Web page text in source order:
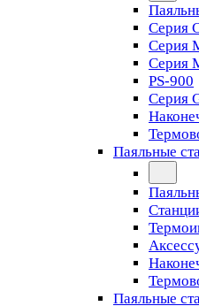
Серия
Серия
Серия
PS-900
Серия
Паяльные
Паяльные